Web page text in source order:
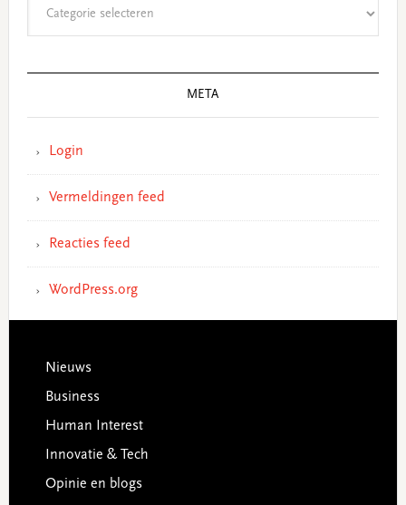
META
Login
Vermeldingen feed
Reacties feed
WordPress.org
Footer
Nieuws
Business
Human Interest
Innovatie & Tech
Opinie en blogs